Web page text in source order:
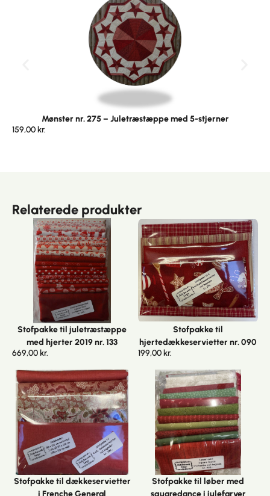
Mønster nr. 275 – Juletræstæppe med 5-stjerner
159,00 kr.
Relaterede produkter
Stofpakke til juletræstæppe
med hjerter 2019 nr. 133
669,00 kr.
Stofpakke til
hjertedækkeservietter nr. 090
199,00 kr.
Stofpakke til dækkeservietter
Stofpakke til løber med